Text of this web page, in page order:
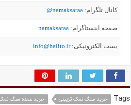
کانال تلگرام:namaksaraa@
صفحه اینستاگرام:namaksaraa
یست الکترونیکی:info@halito.ir
Tags خرید سنگ نمک تزیینی خرید عمده سنگ نمک